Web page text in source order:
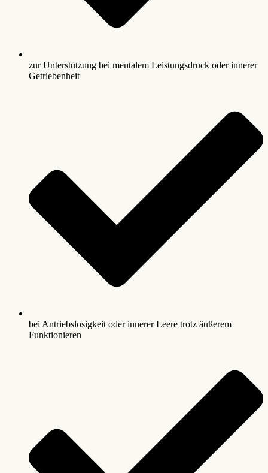
zur Unterstützung bei mentalem Leistungsdruck oder innerer
Getriebenheit
bei Antriebslosigkeit oder innerer Leere trotz äußerem
Funktionieren